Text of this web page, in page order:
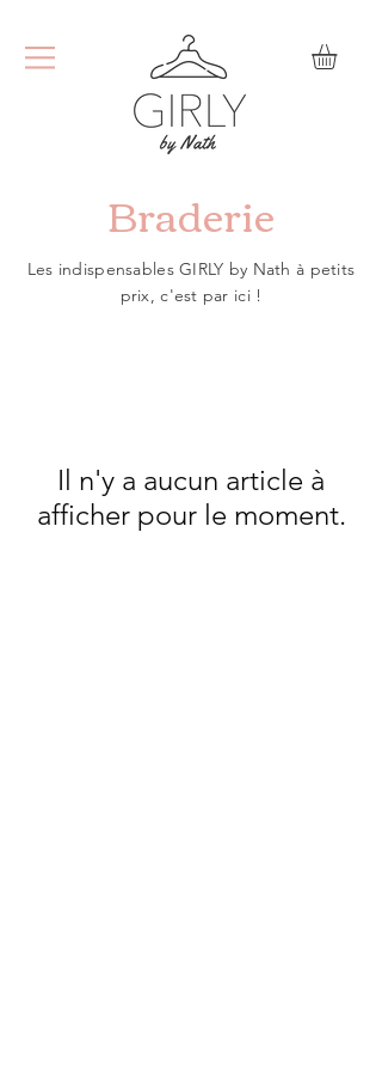
Braderie
Les indispensables GIRLY by Nath à petits
prix, c'est par ici !
Il n'y a aucun article à
afficher pour le moment.